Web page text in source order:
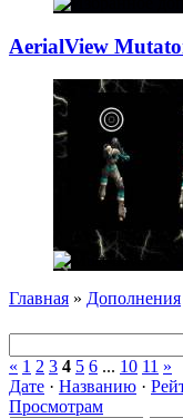
AerialView Mutat
Главная » Дополнения
« 1 2 3 4 5 6 ... 10 11 »
Дате · Названию ·
Просмотрам